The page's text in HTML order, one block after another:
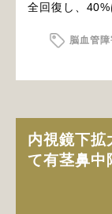
全回復し、
脳血管障
内視鏡下拡
て有茎鼻中